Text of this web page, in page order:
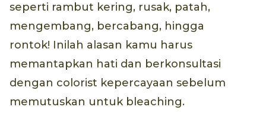
seperti rambut kering, rusak, patah,
mengembang, bercabang, hingga
rontok! Inilah alasan kamu harus
memantapkan hati dan berkonsultasi
dengan colorist kepercayaan sebelum
memutuskan untuk bleaching.